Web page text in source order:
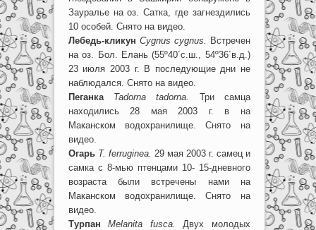
Зауралье на оз. Сатка, где загнездились
10 особей. Снято на видео.
Лебедь-кликун Cygnus cygnus.
Встречен
на оз. Бол. Елань (55º40´с.ш., 54º36´в.д.)
23 июля 2003 г. В последующие дни не
наблюдался. Снято на видео.
Пеганка
Tadorna tadorna.
Три самца
находились 28 мая 2003 г. в на
Маканском водохранилище. Снято на
видео.
Огарь T. ferruginea. 29 мая 2003 г. самец и
самка с 8-мью птенцами 10- 15-дневного
возраста были встречены нами на
Маканском водохранилище. Снято на
видео.
Турпан Melanita fusca.
Двух молодых